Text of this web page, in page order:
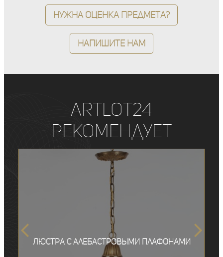
Нужна оценка предмета?
Напишите нам
ArtLot24
рекомендует
Люстра с алебастровыми плафонами